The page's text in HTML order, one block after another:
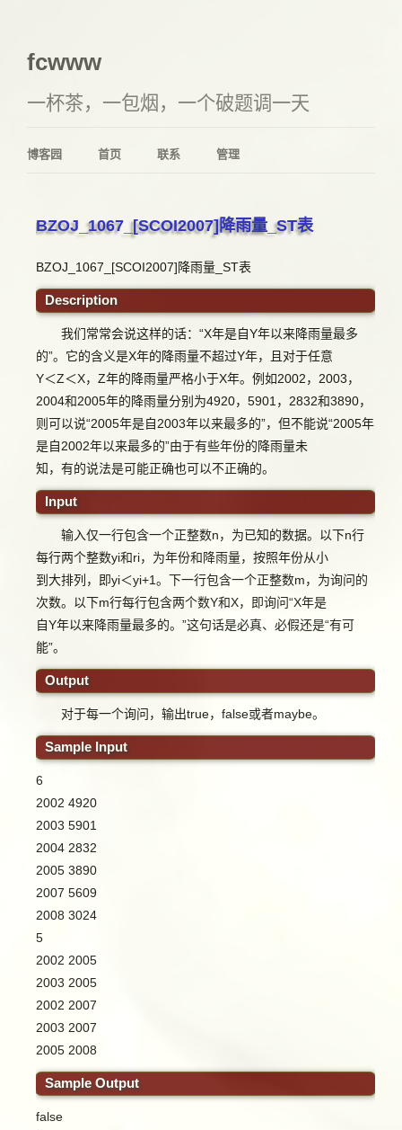
fcwww
一杯茶，一包烟，一个破题调一天
博客园 首页 联系 管理
BZOJ_1067_[SCOI2007]降雨量_ST表
BZOJ_1067_[SCOI2007]降雨量_ST表
Description
我们常常会说这样的话：“X年是自Y年以来降雨量最多
的”。它的含义是X年的降雨量不超过Y年，且对于任意
Y＜Z＜X，Z年的降雨量严格小于X年。例如2002，2003，
2004和2005年的降雨量分别为4920，5901，2832和3890，
则可以说“2005年是自2003年以来最多的”，但不能说“2005年
是自2002年以来最多的”由于有些年份的降雨量未
知，有的说法是可能正确也可以不正确的。
Input
输入仅一行包含一个正整数n，为已知的数据。以下n行
每行两个整数yi和ri，为年份和降雨量，按照年份从小
到大排列，即yi＜yi+1。下一行包含一个正整数m，为询问的
次数。以下m行每行包含两个数Y和X，即询问“X年是
自Y年以来降雨量最多的。”这句话是必真、必假还是“有可
能”。
Output
对于每一个询问，输出true，false或者maybe。
Sample Input
6
2002 4920
2003 5901
2004 2832
2005 3890
2007 5609
2008 3024
5
2002 2005
2003 2005
2002 2007
2003 2007
2005 2008
Sample Output
false